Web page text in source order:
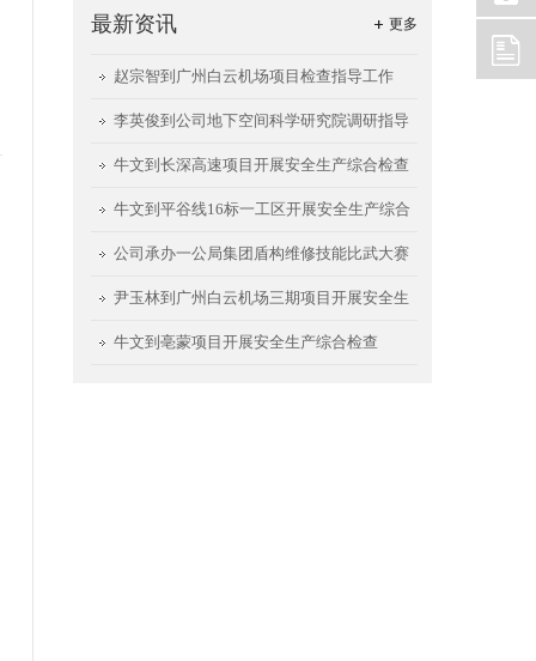
更多
最新资讯
赵宗智到广州白云机场项目检查指导工作
李英俊到公司地下空间科学研究院调研指导
工作
牛文到长深高速项目开展安全生产综合检查
牛文到平谷线16标一工区开展安全生产综合
检查
公司承办一公局集团盾构维修技能比武大赛
尹玉林到广州白云机场三期项目开展安全生
产检查
牛文到亳蒙项目开展安全生产综合检查